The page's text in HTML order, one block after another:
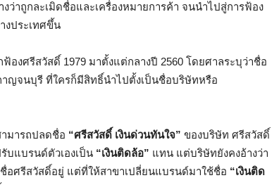
ว่าถูกละเมิดชื่อและเครื่องหมายการค้า จนนำไปสู่การฟ้อง
งประเทศขึ้น
งศรีสวัสดิ์ 1979 มาตั้งแต่กลางปี 2560 โดยศาลระบุว่าชื่อ
ญจนบุรี ที่ใครก็มีสิทธิ์นำไปตั้งเป็นชื่อบริษัทหรือ
มารถปลดชื่อ “ศรีสวัสดิ์ เงินด่วนทันใจ” ของบริษัท ศรีสวัสดิ์
บแบรนด์ตัวเองเป็น “เงินติดล้อ” แทน แต่บริษัทยังคงอ้างว่า
อศรีสวัสดิ์อยู่ แต่ที่ให้สาขาเปลี่ยนแบรนด์มาใช้ชื่อ “เงินติด